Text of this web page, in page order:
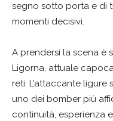
segno sotto porta e di
momenti decisivi.
A prendersi la scena è
Ligorna, attuale
reti. L’attaccante
uno dei bomber più
continuità, esperienza